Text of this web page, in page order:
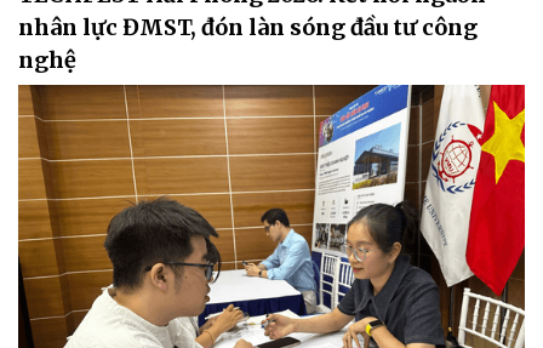
nhân lực ĐMST, đón làn sóng đầu tư công
nghệ